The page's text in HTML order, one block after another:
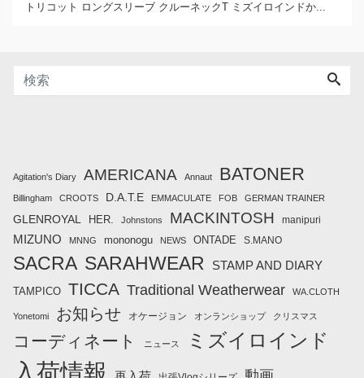
トリコット ロングスリーブ クルーネックT ミズイロインドか...
Agitation's Diary AMERICANA Annaut BATONER
Billingham CROOTS D.A.T.E EMMACULATE FOB GERMAN TRAINER
GLENROYAL HER. Johnstons MACKINTOSH manipuri
MIZUNO MNNG mononogu NEWS ONTADE S.MANO
SACRA SARAHWEAR STAMP AND DIARY
TAMPICO TICCA Traditional Weatherwear WA.CLOTH
Yonetomi お知らせ オケージョン オンランショップ クリスマス
コーディネート ニュース ミズイロインド
入荷情報